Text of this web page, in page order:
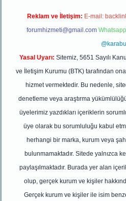
Reklam ve İletişim: E-mail:
forumhizmeti@gmail.com
@karabul
Yasal Uyarı: Sitemiz, 5651 Sayılı
ve İletişim Kurumu (BTK) tarafından
hizmet vermektedir. Bu nedenle,
denetleme veya araştırma
üyelerimiz yazdıkları içeriklerin
üye olarak bu sorumluluğu kabul
herhangi bir marka, kurum veya
bulunmamaktadır. Sitede yalnızca
paylaşılmaktadır. Burada yer alan
olup, gerçek kurum ve kişiler
Gerçek kurum ve kişiler ile isim